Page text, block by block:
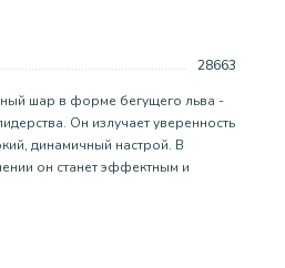
28663
шар в форме бегущего льва -
Он излучает уверенность
динамичный настрой. В
он станет эффектным и